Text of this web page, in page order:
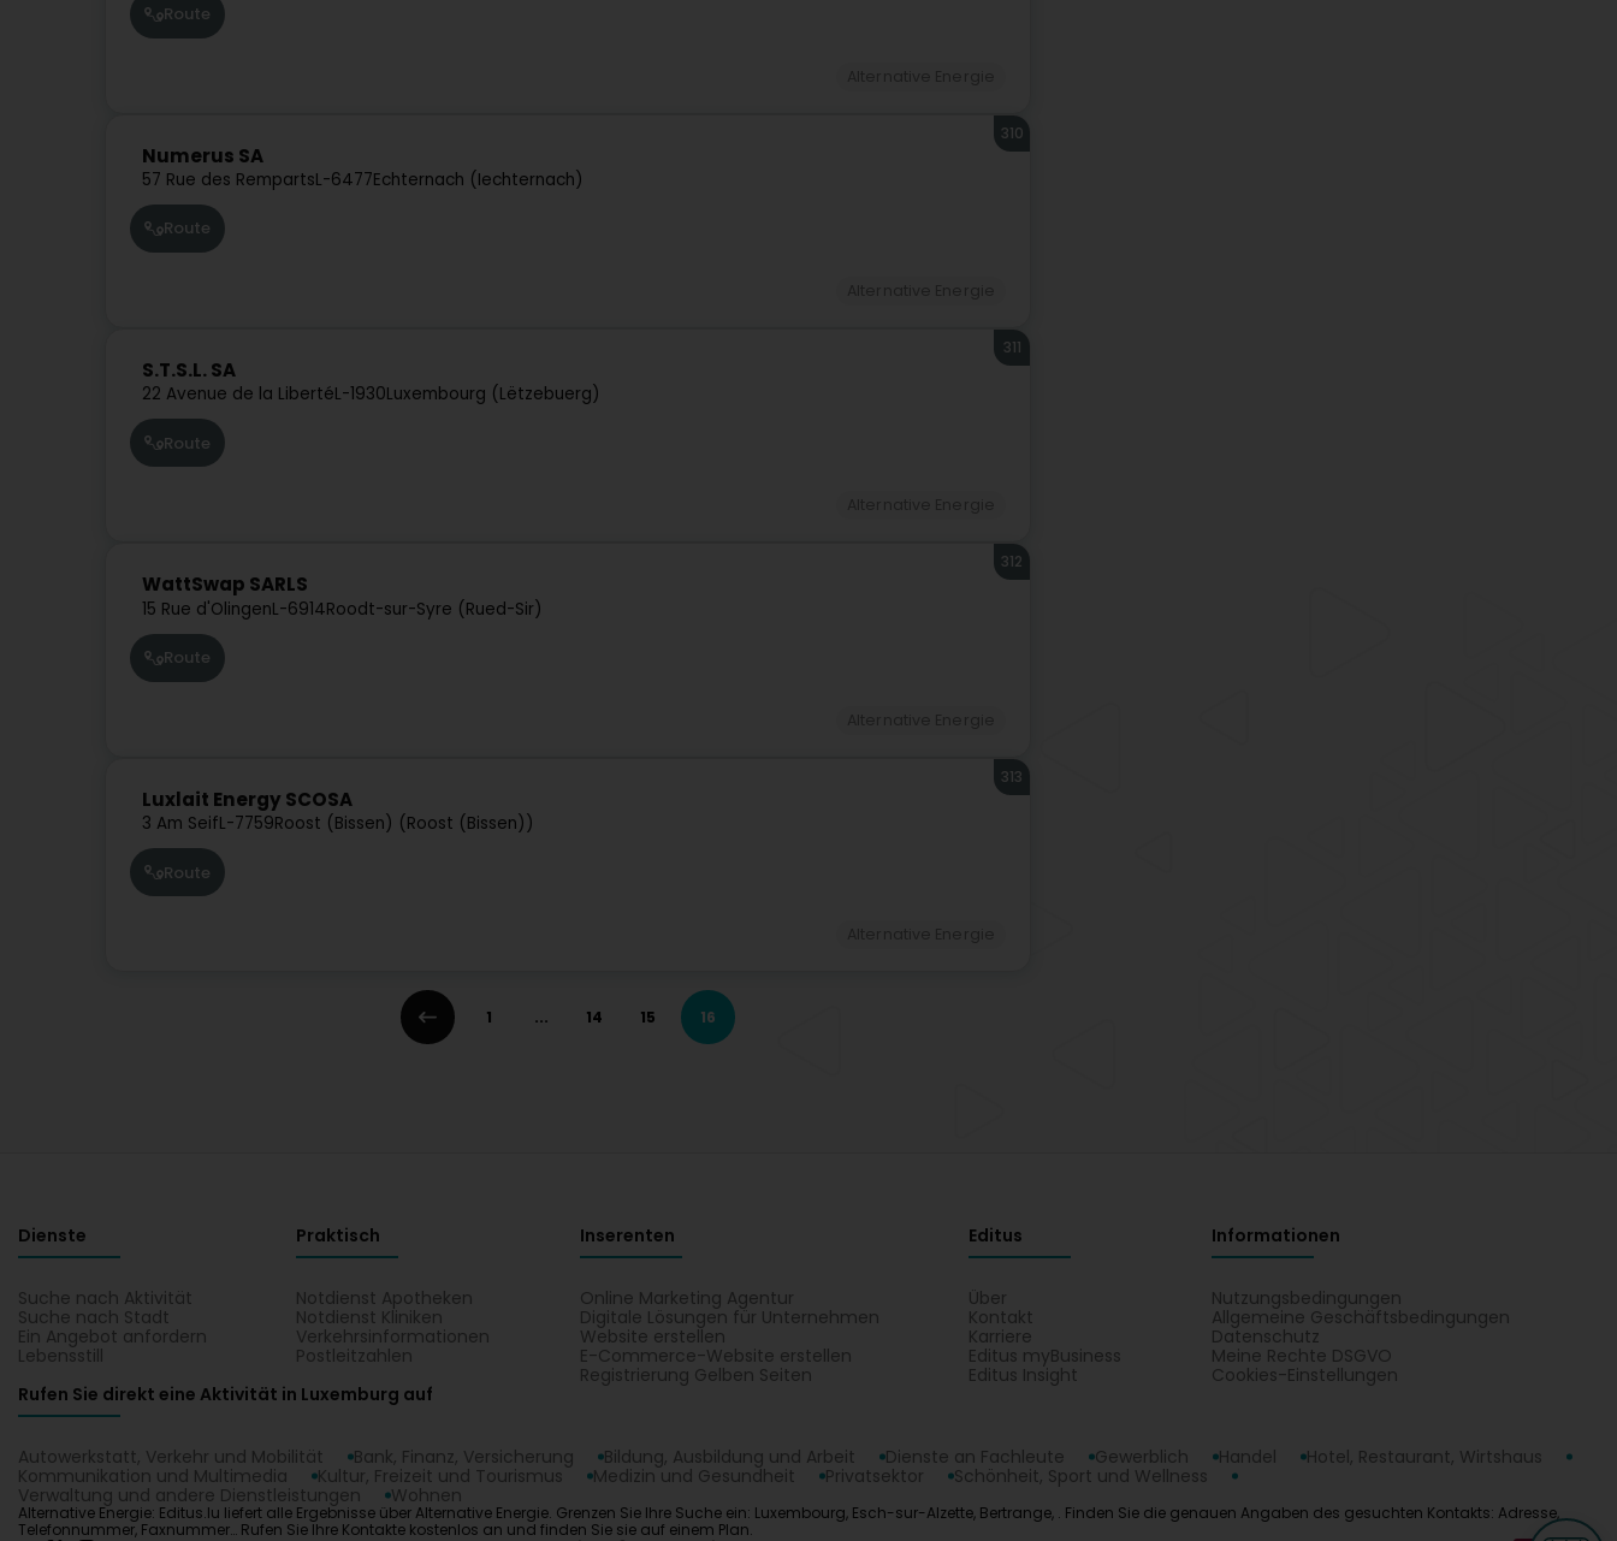
Route
Numerus SA
57 Rue des RempartsL-6477Echternach (Iechternach)
310
Route
S.T.S.L. SA
22 Avenue de la LibertéL-1930Luxembourg (Lëtzebuerg)
311
Route
WattSwap SARLS
15 Rue d'OlingenL-6914Roodt-sur-Syre (Rued-Sir)
312
Route
Luxlait Energy SCOSA
3 Am SeifL-7759Roost (Bissen) (Roost (Bissen))
313
Route
1 ... 14 15 16
Dienste
Suche nach Aktivität
Suche nach Stadt
Ein Angebot anfordern
Lebensstill
Praktisch
Notdienst Apotheken
Notdienst Kliniken
Verkehrsinformationen
Postleitzahlen
Inserenten
Online Marketing Agentur
Digitale Lösungen für Unternehmen
Website erstellen
E-Commerce-Website erstellen
Registrierung Gelben Seiten
Editus
Über
Kontakt
Karriere
Editus myBusiness
Editus Insight
Informationen
Nutzungsbedingungen
Allgemeine Geschäftsbedingungen
Datenschutz
Meine Rechte DSGVO
Cookies-Einstellungen
Rufen Sie direkt eine Aktivität in Luxemburg auf
Autowerkstatt, Verkehr und Mobilität Bank, Finanz, Versicherung Bildung, Ausbildung und Arbeit Dienste an Fachleute Gewerblich Handel
Hotel, Restaurant, Wirtshaus
Kommunikation und Multimedia
Kultur, Freizeit und Tourismus Medizin und Gesundheit Privatsektor
Schönheit, Sport und Wellness
Verwaltung und andere Dienstleistungen
Wohnen
Alternative Energie: Editus.lu liefert alle Ergebnisse über Alternative Energie. Grenzen Sie Ihre Suche ein: Luxembourg, Esch-sur-Alzette, Bertrange, . Finden Sie die genauen Angaben des gesuchten Kontakts: Adresse,
Telefonnummer, Faxnummer… Rufen Sie Ihre Kontakte kostenlos an und finden Sie sie auf einem Plan.